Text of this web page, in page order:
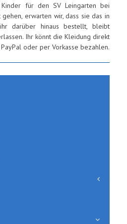
für den SV Leingarten bei
erwarten wir, dass sie das in
darüber hinaus bestellt, bleibt
Ihr könnt die Kleidung direkt
oder per Vorkasse bezahlen.